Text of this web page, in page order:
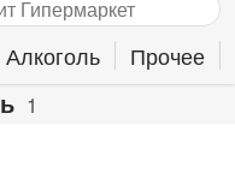
Алкоголь Прочее
1